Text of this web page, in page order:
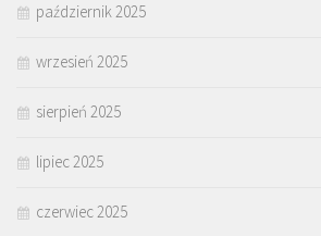
październik 2025
wrzesień 2025
sierpień 2025
lipiec 2025
czerwiec 2025